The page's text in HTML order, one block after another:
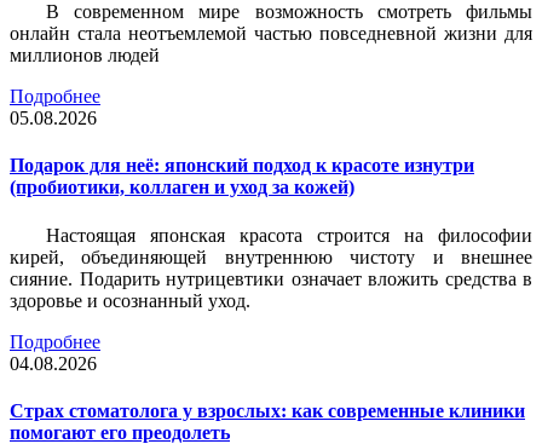
В современном мире возможность смотреть фильмы
онлайн стала неотъемлемой частью повседневной жизни для
миллионов людей
Подробнее
05.08.2026
Подарок для неё: японский подход к красоте изнутри
(пробиотики, коллаген и уход за кожей)
Настоящая японская красота строится на философии
кирей, объединяющей внутреннюю чистоту и внешнее
сияние. Подарить нутрицевтики означает вложить средства в
здоровье и осознанный уход.
Подробнее
04.08.2026
Страх стоматолога у взрослых: как современные клиники
помогают его преодолеть